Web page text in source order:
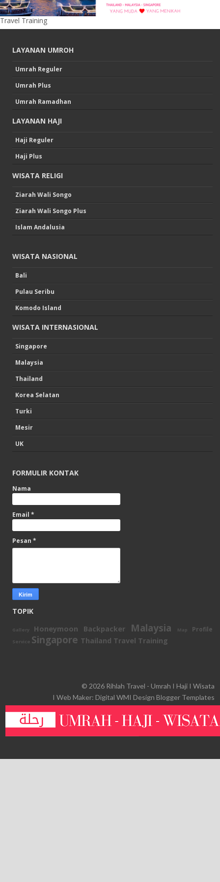
Travel Training
LAYANAN UMROH
Umrah Reguler
Umrah Plus
Umrah Ramadhan
LAYANAN HAJI
Haji Reguler
Haji Plus
WISATA RELIGI
Ziarah Wali Songo
Ziarah Wali Songo Plus
Islam Andalusia
WISATA NASIONAL
Bali
Pulau Seribu
Komodo Island
WISATA INTERNASIONAL
Singapore
Malaysia
Thailand
Korea Selatan
Turki
Mesir
UK
FORMULIR KONTAK
Nama
Email *
Pesan *
TOPIK
Gallery Honeymoon Backpacker Malaysia Map Profile
Service Singapore Thailand Travel Training
© 2026 Rihlah Travel - Umrah I Haji I Wisata
I Web Maker: Digital WMI Design Blogger Templates